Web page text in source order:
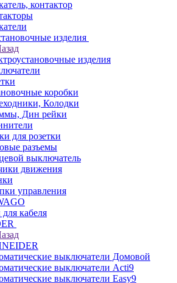
контактор
изделия
изделия
коробки
Колодки
Дин рейки
для розетки
разъемы
выключатель
движения
управления
кабеля
выключатели Домовой
выключатели Acti9
выключатели Easy9